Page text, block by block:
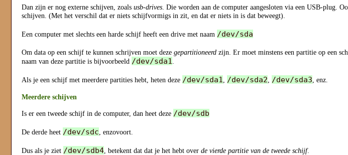
Dan zijn er nog externe schijven, zoalsusb-drives . Die worden aan de computer aangesloten via een USB-plug.
schijven. (Met het verschil dat er niets schijfvormigs in zit, en dat er niets in is dat beweegt).
Een computer met slechts een harde schijf heeft een drive met naam /dev/sda
Om data op een schijf te kunnen schrijven moet dezegepartitioneerd zijn. Er moet minstens een partitie op een
naam van deze partitie is bijvoorbeeld /dev/sda1 .
Als je een schijf met meerdere partities hebt, heten deze /dev/sda1, /dev/sda2, /dev/sda3, enz.
Meerdere schijven
Is er een tweede schijf in de computer, dan heet deze /dev/sdb
De derde heet /dev/sdc , enzovoort.
Dus als je ziet /dev/sdb4 , betekent dat dat je het hebt overde vierde partitie van de tweede schijf.